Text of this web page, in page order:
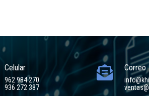
Celular
962 984 270
936 272 387
Correo